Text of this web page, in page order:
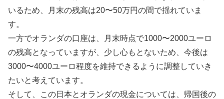
いるため、月末の残高は20〜50万円の間で揺れていま
す。
一方でオランダの口座は、月末時点で1000〜2000ユーロ
の残高となっていますが、少し心もとないため、今後は
3000〜4000ユーロ程度を維持できるように調整していき
たいと考えています。
そして、この日本とオランダの現金については、帰国後の